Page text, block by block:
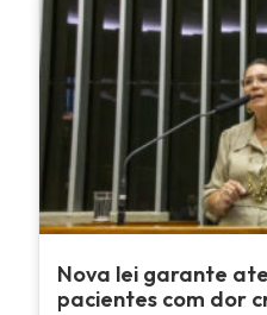
Nova lei garante
pacientes com dor